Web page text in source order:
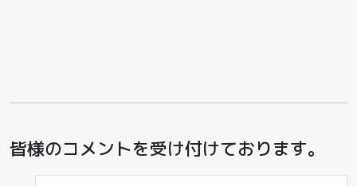
皆様のコメントを受け付けております。